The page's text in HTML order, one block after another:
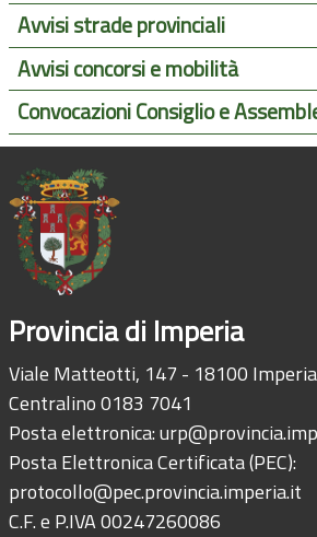
Avvisi strade provinciali
Avvisi concorsi e mobilità
Convocazioni Consiglio e
Provincia di Imperia
Viale Matteotti, 147 - 18100 Imperia
Centralino 0183 7041
Posta elettronica:
Posta Elettronica Certificata (PEC):
protocollo@pec.provincia.imperia.it
C.F. e P.IVA 00247260086